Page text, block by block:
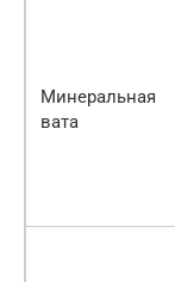
Минеральная
вата